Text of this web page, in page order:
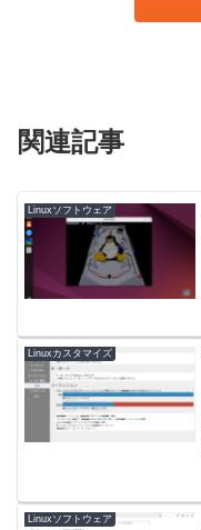
関連記事
Linuxソフトウェア
Linuxカスタマイズ
Linuxソフトウェア